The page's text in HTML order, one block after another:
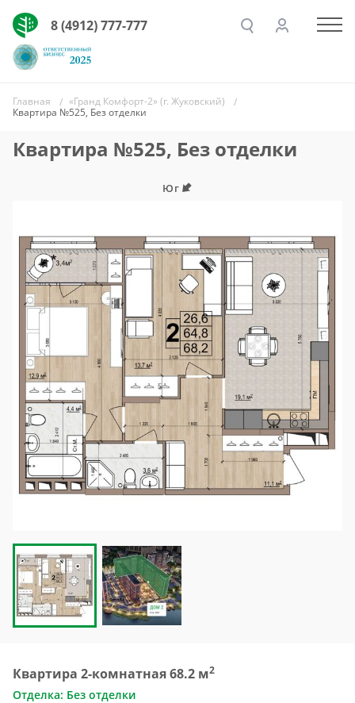
8 (4912) 777-777
Главная
«Гранд Комфорт-2» (г. Жуковский)
Квартира №525, Без отделки
Квартира №525, Без отделки
Юг
Квартира 2-комнатная 68.2 м2
Отделка: Без отделки